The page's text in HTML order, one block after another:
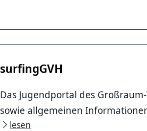
surfingGVH
Das Jugendportal des
sowie allgemeinen
lesen